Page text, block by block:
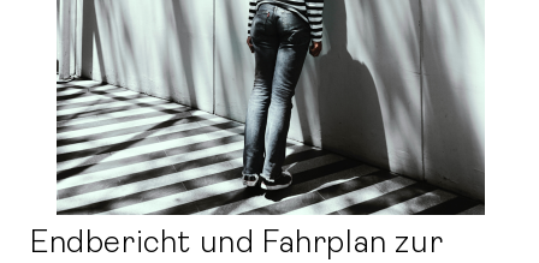
Endbericht und Fahrplan zur